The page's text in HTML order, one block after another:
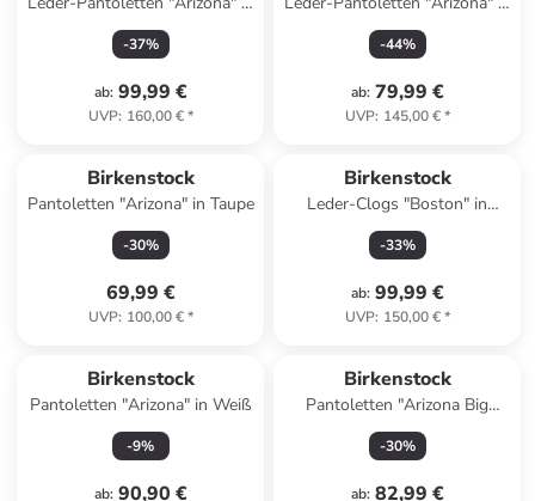
Braun - Weite S
-37%
ab: 99,99 €
UVP: 160,00 €*
Hellbraun
-44%
ab: 79,99 €
UVP: 145,00 €*
Birkenstock
Pantoletten "Arizona" in Taupe
-30%
69,99 €
UVP: 100,00 €*
Birkenstock
Leder-Clogs "Boston" in
Anthrazit
-33%
ab: 99,99 €
UVP: 150,00 €*
Birkenstock
Pantoletten "Arizona" in Weiß
-9%
ab: 90,90 €
Birkenstock
Pantoletten "Arizona Big
Buckle" in Weiß
-30%
ab: 82,99 €